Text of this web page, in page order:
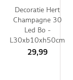
Decoratie Hert
Champagne 30
Led Bo -
L30xb10xh50cm
29,99